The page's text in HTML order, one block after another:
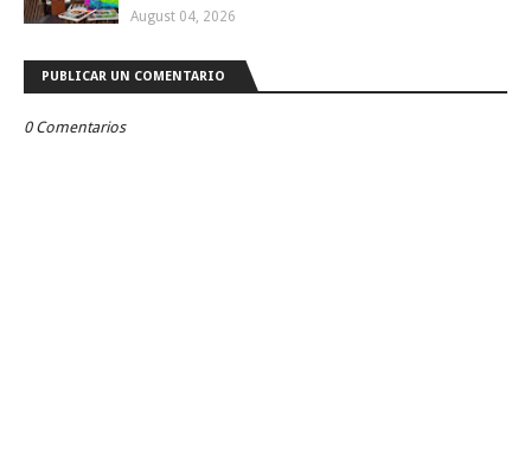
August 04, 2026
PUBLICAR UN COMENTARIO
0 Comentarios